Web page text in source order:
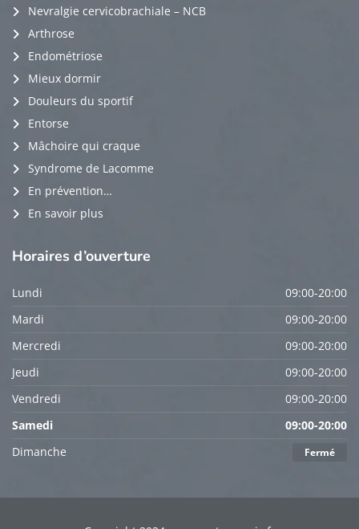
Nevralgie cervicobrachiale – NCB
Arthrose
Endométriose
Mieux dormir
Douleurs du sportif
Entorse
Mâchoire qui craque
Syndrome de Lacomme
En prévention…
En savoir plus
Horaires d’ouverture
Lundi
09:00-20:00
Mardi
09:00-20:00
Mercredi
09:00-20:00
Jeudi
09:00-20:00
Vendredi
09:00-20:00
Samedi
09:00-20:00
Dimanche
Fermé